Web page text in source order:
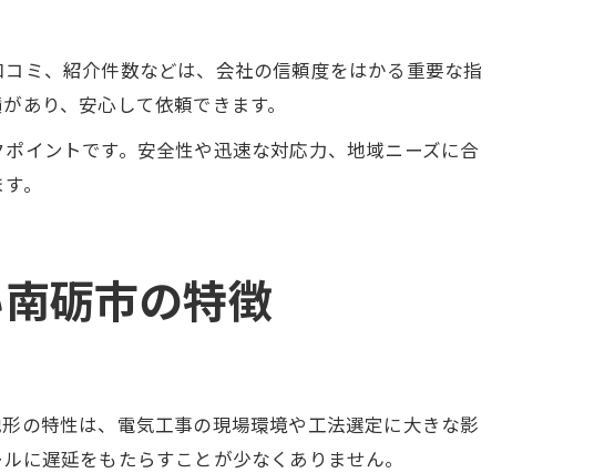
なる理由
ミ、紹介件数などは、会社の信頼度をはかる重要な指
あり、安心して依頼できます。
イントです。安全性や迅速な対応力、地域ニーズに合
。
砺市の特徴
の特性は、電気工事の現場環境や工法選定に大きな影
に遅延をもたらすことが少なくありません。